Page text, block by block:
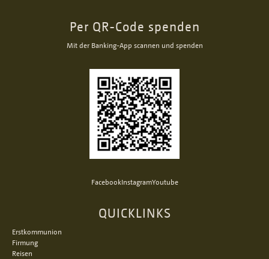
Per QR-Code spenden
Mit der Banking-App scannen und spenden
FacebookInstagramYoutube
QUICKLINKS
Erstkommunion
Firmung
Reisen